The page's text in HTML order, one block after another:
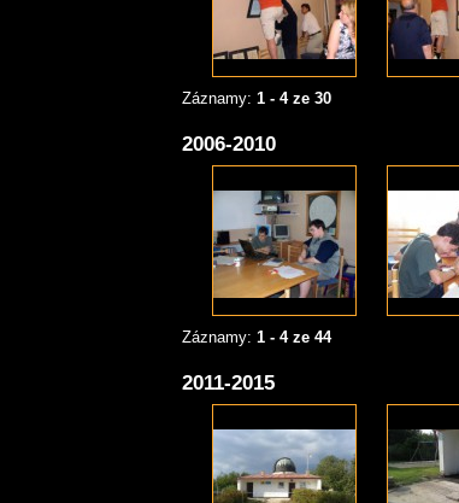
Záznamy: 1 - 4 ze 30
2006-2010
Záznamy: 1 - 4 ze 44
2011-2015